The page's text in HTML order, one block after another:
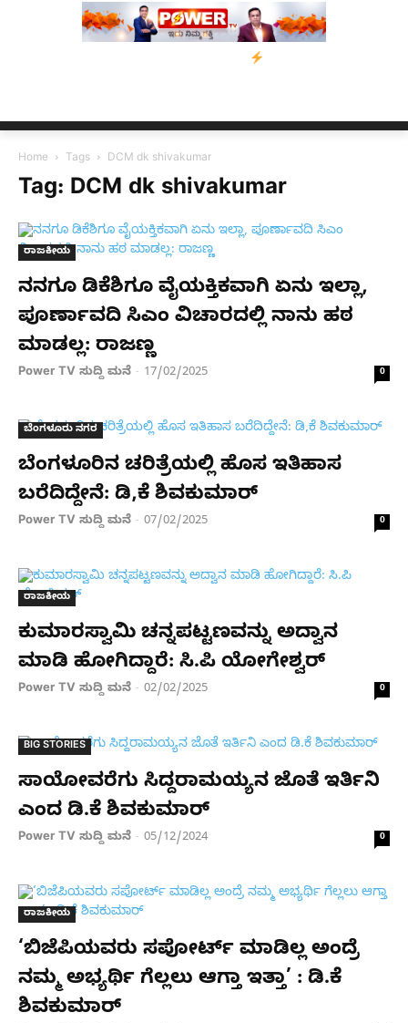
ನ್ಯೂಸ್ ಕಾರ್ಪ್‌ಗೆ ಎಐಯಿಂದ
Home Tags DCM dk shivakumar
Tag: DCM dk shivakumar
ರಾಜಕೀಯ
ನನಗೂ ಡಿಕೆಶಿಗೂ ವೈಯಕ್ತಿಕವಾಗಿ ಏನು ಇಲ್ಲಾ,
ಪೂರ್ಣಾವದಿ ಸಿಎಂ ವಿಚಾರದಲ್ಲಿ ನಾನು ಹಠ
ಮಾಡಲ್ಲ: ರಾಜಣ್ಣ
Power TV ಸುದ್ದಿ ಮನೆ - 17/02/2025 0
ಬೆಂಗಳೂರು ನಗರ
ಬೆಂಗಳೂರಿನ ಚರಿತ್ರೆಯಲ್ಲಿ ಹೊಸ ಇತಿಹಾಸ
ಬರೆದಿದ್ದೇನೆ: ಡಿ,ಕೆ ಶಿವಕುಮಾರ್​
Power TV ಸುದ್ದಿ ಮನೆ - 07/02/2025 0
ರಾಜಕೀಯ
ಕುಮಾರಸ್ವಾಮಿ ಚನ್ನಪಟ್ಟಣವನ್ನು ಅದ್ವಾನ
ಮಾಡಿ ಹೋಗಿದ್ದಾರೆ: ಸಿ.ಪಿ ಯೋಗೇಶ್ವರ್​
Power TV ಸುದ್ದಿ ಮನೆ - 02/02/2025 0
BIG STORIES
ಸಾಯೋವರೆಗು ಸಿದ್ದರಾಮಯ್ಯನ ಜೊತೆ ಇರ್ತಿನಿ
ಎಂದ ಡಿ.ಕೆ ಶಿವಕುಮಾರ್​
Power TV ಸುದ್ದಿ ಮನೆ - 05/12/2024 0
ರಾಜಕೀಯ
‘ಬಿಜೆಪಿಯವರು ಸಪೋರ್ಟ್ ಮಾಡಿಲ್ಲ ಅಂದ್ರೆ
ನಮ್ಮ ಅಭ್ಯರ್ಥಿ ಗೆಲ್ಲಲು ಆಗ್ತಾ ಇತ್ತಾ’ : ಡಿ.ಕೆ
ಶಿವಕುಮಾರ್​